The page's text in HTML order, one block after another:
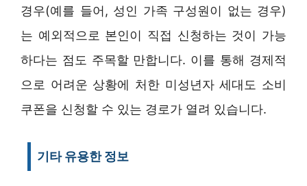
경우(예를 들어, 성인 가족 구성원이 없는 경우)
는 예외적으로 본인이 직접 신청하는 것이 가능
하다는 점도 주목할 만합니다. 이를 통해 경제적
으로 어려운 상황에 처한 미성년자 세대도 소비
쿠폰을 신청할 수 있는 경로가 열려 있습니다.
기타 유용한 정보